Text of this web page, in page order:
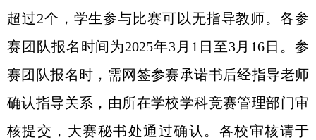
超过2个，学生参与比赛可以无指导教师。各参
赛团队报名时间为2025年3月 1 日至3月 16 日。参
赛团队报名时，需网签参赛承诺书后经指导老师
确认指导关系，由所在学校学科竞赛管理部门审
核提交，大赛秘书处通过确认。各校审核请于